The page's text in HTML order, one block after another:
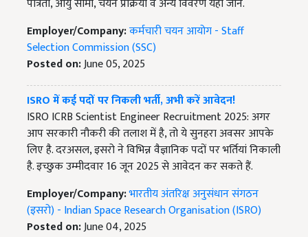
पात्रता, आयु सीमा, चयन प्रक्रिया व अन्य विवरण यहां जानें.
Employer/Company:कर्मचारी चयन आयोग - Staff
Selection Commission (SSC)
Posted on:June 05, 2025
ISRO में कई पदों पर निकली भर्ती, अभी करें आवेदन!
ISRO ICRB Scientist Engineer Recruitment 2025: अगर
आप सरकारी नौकरी की तलाश में है, तो ये सुनहरा अवसर आपके
लिए है. दरअसल, इसरो ने विभिन्न वैज्ञानिक पदों पर भर्तियां निकाली
है. इच्छुक उम्मीदवार 16 जून 2025 से आवेदन कर सकते हैं.
Employer/Company:भारतीय अंतरिक्ष अनुसंधान संगठन
(इसरो) - Indian Space Research Organisation (ISRO)
Posted on:June 04, 2025